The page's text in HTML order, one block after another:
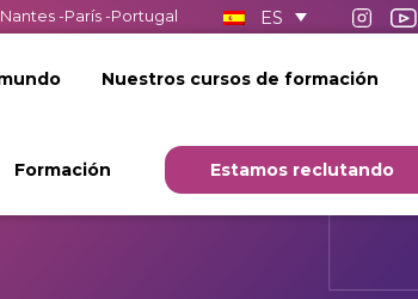
Nantes -París -Portugal ES
Nuestros cursos de formación
Formación Estamos reclutando